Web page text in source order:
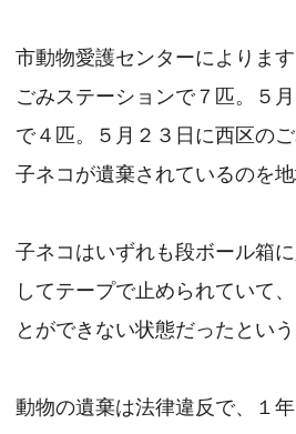
市動物愛護センターによりま
ごみステーションで７匹。５
で４匹。５月２３日に西区の
子ネコが遺棄されているのを
子ネコはいずれも段ボール箱
してテープで止められていて
とができない状態だったという
動物の遺棄は法律違反で、１